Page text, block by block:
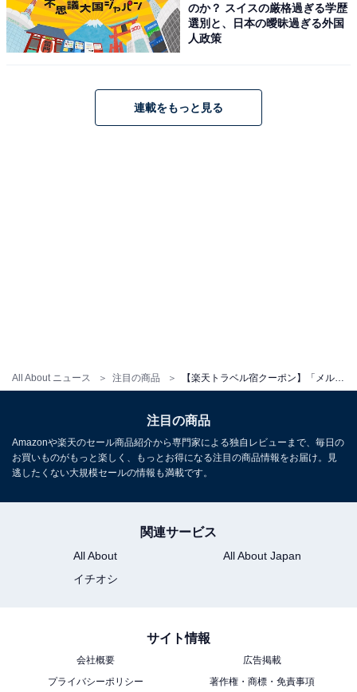
All About ニュース 注目の商品
この記事の執筆者： All About ニュース お買
いもの部
のがもっと楽しく、もっとお得になる情報をお届け。編集部員によ
る独自レビューなど、ここでしか手に入らない情報も満載です。
のか？ スイスの厳格過ぎる学歴
選別と、日本の曖昧過ぎる外国
人政策
連載をもっと見る
注目の商品
Amazonや楽天のセール商品紹介から専門家による独自レビューまで、毎日の
お買いものがもっと楽しく、もっとお得になる注目の商品情報をお届け。見
逃したくない大規模セールの情報も満載です。
関連サービス
All About
All About Japan
イチオシ
サイト情報
会社概要
広告掲載
プライバシーポリシー
著作権・商標・免責事項